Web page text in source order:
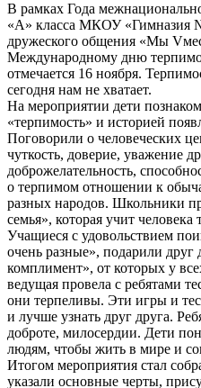
В рамках Года
«А» класса МКОУ «Гимназия
дружеского общения «Мы
Международному дню
отмечается 16 ноября.
сегодня нам не хватает.
На мероприятии дети
«терпимость» и историей
Поговорили о человеческих
чуткость, доверие, уважение
доброжелательность,
о терпимом отношении к
разных народов. Школьники
семья», которая учит
Учащиеся с удовольствием
очень разные», подарили
комплимент», от которых у
ведущая провела с ребятами
они терпеливы. Эти игры и
и лучше узнать друг друга.
доброте, милосердии. Дети
людям, чтобы жить в мире и
Итогом мероприятия стал
указали основные черты,